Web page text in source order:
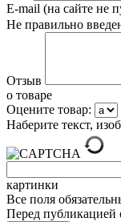
E-mail (на сайте не
Не правильно
Отзыв
о товаре
Оцените товар:
Наберите текст,
картинки
Все поля
Перед публикацией